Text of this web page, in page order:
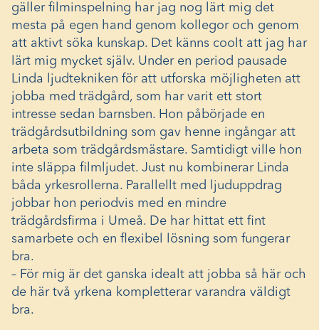
gäller filminspelning har jag nog lärt mig det
mesta på egen hand genom kollegor och genom
att aktivt söka kunskap. Det känns coolt att jag har
lärt mig mycket själv. Under en period pausade
Linda ljudtekniken för att utforska möjligheten att
jobba med trädgård, som har varit ett stort
intresse sedan barnsben. Hon påbörjade en
trädgårdsutbildning som gav henne ingångar att
arbeta som trädgårdsmästare. Samtidigt ville hon
inte släppa filmljudet. Just nu kombinerar Linda
båda yrkesrollerna. Parallellt med ljuduppdrag
jobbar hon periodvis med en mindre
trädgårdsfirma i Umeå. De har hittat ett fint
samarbete och en flexibel lösning som fungerar
bra.
– För mig är det ganska idealt att jobba så här och
de här två yrkena kompletterar varandra väldigt
bra.